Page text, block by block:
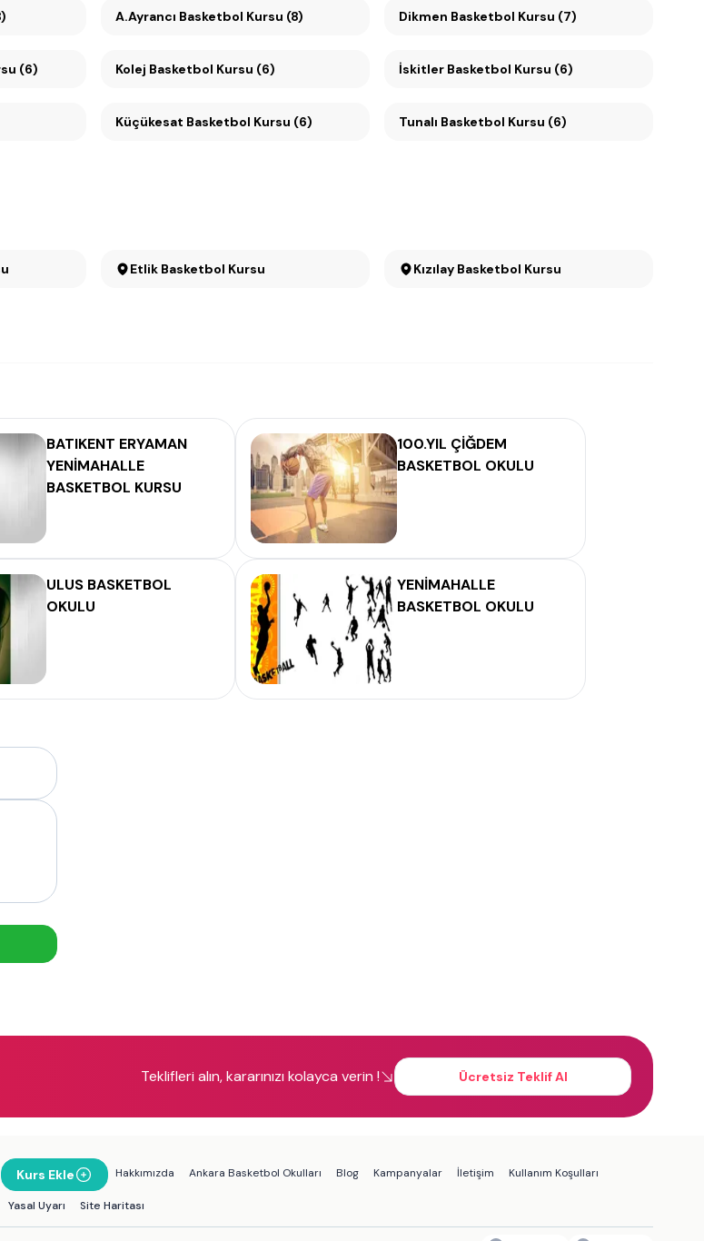
A.Ayrancı Basketbol Kursu (8) Dikmen Basketbol Kursu (7)
(6) Kolej Basketbol Kursu (6) İskitler Basketbol Kursu (6)
Küçükesat Basketbol Kursu (6) Tunalı Basketbol Kursu (6)
Etlik Basketbol Kursu Kızılay Basketbol Kursu
BATIKENT ERYAMAN
YENİMAHALLE
BASKETBOL KURSU
100.YIL ÇİĞDEM
BASKETBOL OKULU
ULUS BASKETBOL
OKULU
YENİMAHALLE
BASKETBOL OKULU
Teklifleri alın, kararınızı kolayca verin ! Ücretsiz Teklif Al
Kurs Ekle Hakkımızda Ankara Basketbol Okulları Blog Kampanyalar İletişim Kullanım Koşulları
Yasal Uyarı Site Haritası